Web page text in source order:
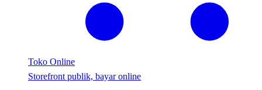
Toko Online
Storefront publik, bayar online